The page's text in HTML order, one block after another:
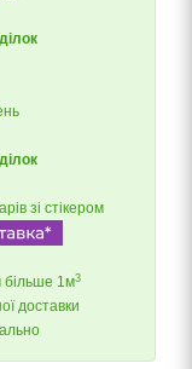
зі стікером
більше 1м3
доставки